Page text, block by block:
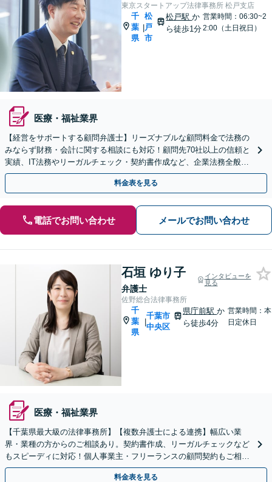
東京スタートアップ法律事務所 松戸支店
千
葉
県
|
松
戸
市
松戸駅か
ら徒歩1分
営業時間：06:30~2
2:00（土日祝日）
医療・福祉業界
【経営をサポートする顧問弁護士】リーズナブルな顧問料金で法務の
みならず財務・会計に関する相談にも対応！顧問先70社以上の信頼と
実績、IT法務やリーガルチェック・契約書作成など、企業法務全般に
ついてお気軽にご相談ください
料金表を見る
電話でお問い合わせ メールでお問い合わせ
石垣 ゆり子
弁護士
インタビューを
見る
佐野総合法律事務所
千
葉
県
|
千葉市
中央区
県庁前駅か
ら徒歩4分
営業時間：本
日定休日
医療・福祉業界
【千葉県最大級の法律事務所】【複数弁護士による連携】幅広い業
界・業種の方からのご相談あり。契約書作成、リーガルチェックなど
もスピーディに対応！個人事業主・フリーランスの顧問契約もご相談
ください【初回来所相談30分無料】【千葉中央駅5分】
料金表を見る